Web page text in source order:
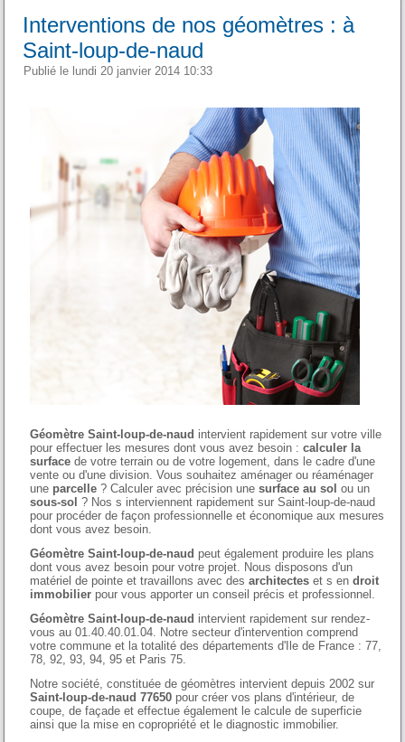
Interventions de nos géomètres : à
Saint-loup-de-naud
Publié le lundi 20 janvier 2014 10:33
Géomètre Saint-loup-de-naud intervient rapidement sur votre ville
pour effectuer les mesures dont vous avez besoin :calculer la
surface de votre terrain ou de votre logement, dans le cadre d'une
vente ou d'une division. Vous souhaitez aménager ou réaménager
une parcelle ? Calculer avec précision unesurface au sol ou un
sous-sol ? Nos s interviennent rapidement sur Saint-loup-de-naud
pour procéder de façon professionnelle et économique aux mesures
dont vous avez besoin.
Géomètre Saint-loup-de-naud peut également produire les plans
dont vous avez besoin pour votre projet. Nous disposons d'un
matériel de pointe et travaillons avec desarchitectes et s endroit
immobilier pour vous apporter un conseil précis et professionnel.
Géomètre Saint-loup-de-naud intervient rapidement sur rendez-
vous au 01.40.40.01.04. Notre secteur d'intervention comprend
votre commune et la totalité des départements d'Ile de France : 77,
78, 92, 93, 94, 95 et Paris 75.
Notre société, constituée de géomètres intervient depuis 2002 sur
Saint-loup-de-naud 77650 pour créer vos plans d'intérieur, de
coupe, de façade et effectue également le calcule de superficie
ainsi que la mise en copropriété et le diagnostic immobilier.